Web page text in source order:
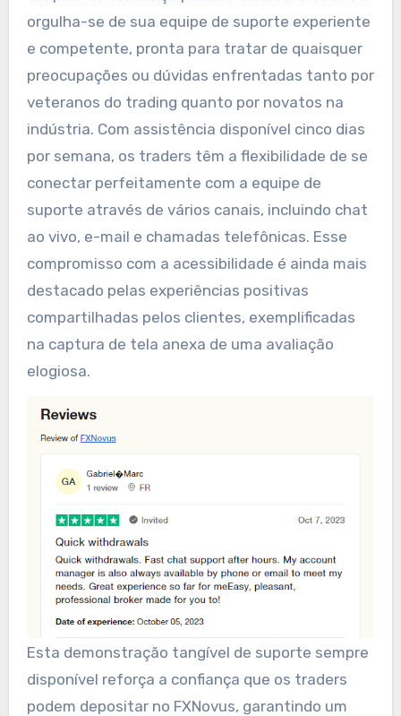
orgulha-se de sua equipe de suporte experiente
e competente, pronta para tratar de quaisquer
preocupações ou dúvidas enfrentadas tanto por
veteranos do trading quanto por novatos na
indústria. Com assistência disponível cinco dias
por semana, os traders têm a flexibilidade de se
conectar perfeitamente com a equipe de
suporte através de vários canais, incluindo chat
ao vivo, e-mail e chamadas telefônicas. Esse
compromisso com a acessibilidade é ainda mais
destacado pelas experiências positivas
compartilhadas pelos clientes, exemplificadas
na captura de tela anexa de uma avaliação
elogiosa.
Esta demonstração tangível de suporte sempre
disponível reforça a confiança que os traders
podem depositar no FXNovus, garantindo um